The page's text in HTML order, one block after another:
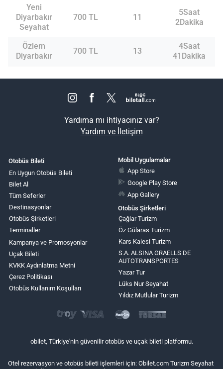
Yeni
Diyarbakır
Seyahat
700 TL 11
5Saat
2Dakika
Özlem
Diyarbakır
700 TL 13
4Saat
41Dakika
Yardıma mı ihtiyacınız var?
Yardım ve İletişim
Otobüs Bileti
En Uygun Otobüs Bileti
Bilet Al
Tüm Seferler
Destinasyonlar
Otobüs Şirketleri
Terminaller
Kampanya ve Promosyonlar
Uçak Bileti
KVKK Aydınlatma Metni
Çerez Politikası
Otobüs Kullanım Koşulları
Mobil Uygulamalar
App Store
Google Play Store
App Gallery
Otobüs Şirketleri
Çağlar Turizm
Öz Gülaras Turizm
Kars Kalesi Turizm
S.A. ALSINA GRAELLS DE
AUTOTRANSPORTES
Yazar Tur
Lüks Nur Seyahat
Yıldız Mutlular Turizm
obilet, Türkiye'nin güvenilir otobüs ve uçak bileti platformu.
Otel rezervasyon ve otobüs bileti işlemleri için: Obilet.com Turizm Seyahat